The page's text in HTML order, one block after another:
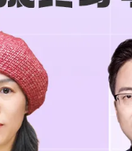
群运营
打破传统
站式解决